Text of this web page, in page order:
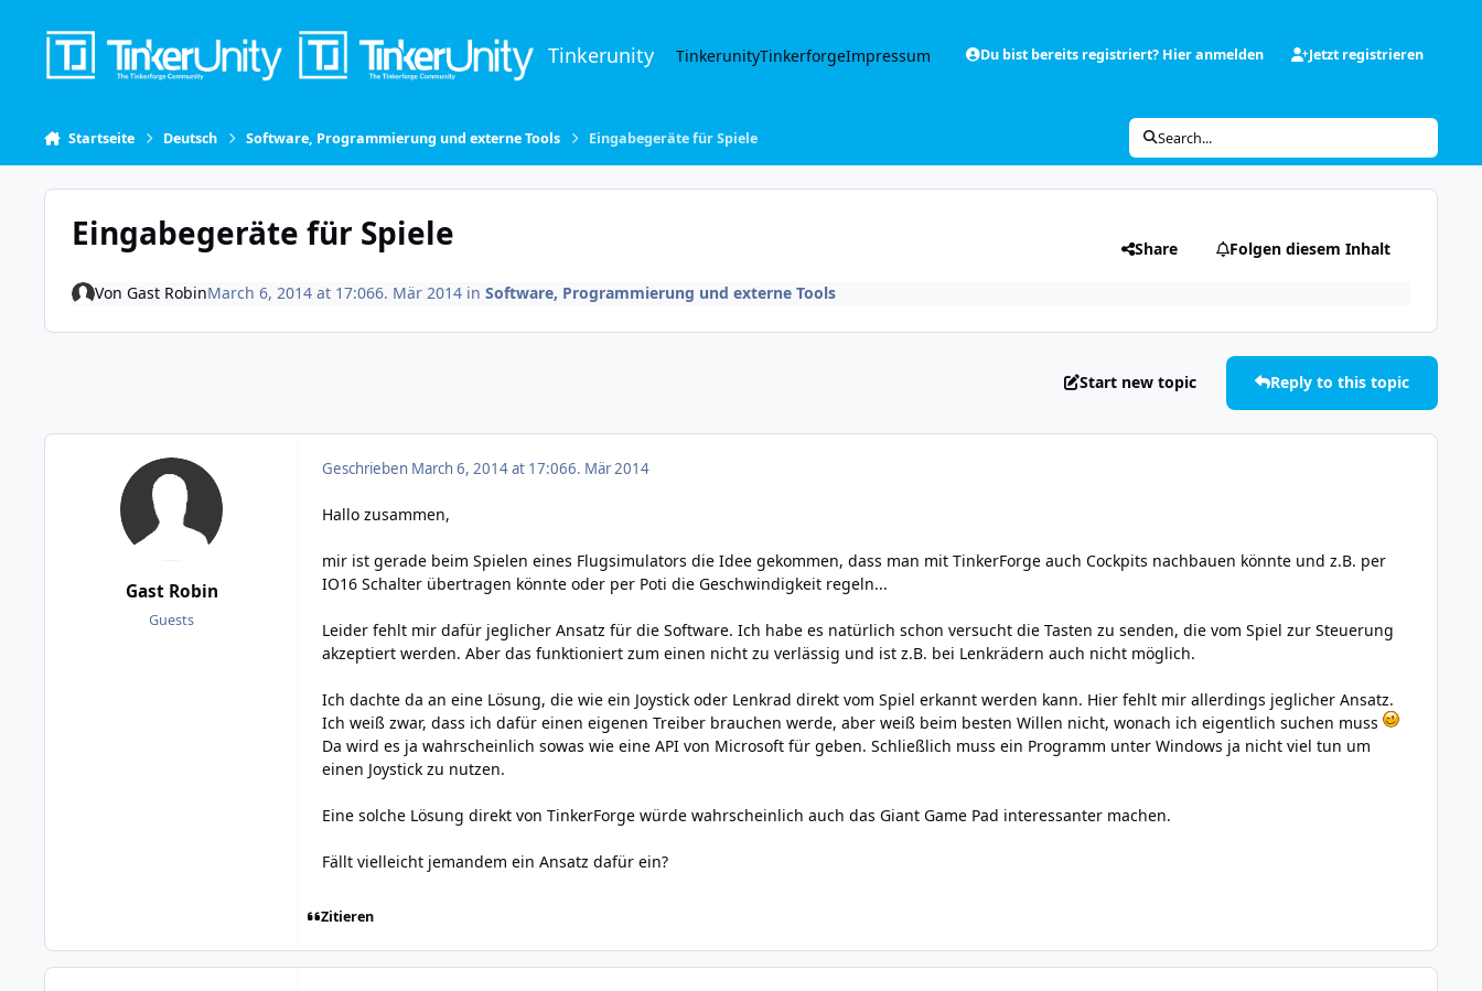
Tinkerunity TinkerunityTinkerforgeImpressum Du bist bereits registriert? Hier anmelden Jetzt registrieren
Startseite Deutsch Software, Programmierung und externe Tools Eingabegeräte für Spiele Search...
Eingabegeräte für Spiele Share Folgen diesem Inhalt
Von Gast RobinMarch 6, 2014 at 17:066. Mär 2014in Software, Programmierung und externe Tools
Start new topic Reply to this topic
Gast Robin
Guests
Geschrieben March 6, 2014 at 17:066. Mär 2014
Hallo zusammen,
mir ist gerade beim Spielen eines Flugsimulators die Idee gekommen, dass man mit TinkerForge auch Cockpits nachbauen könnte und z.B. per
IO16 Schalter übertragen könnte oder per Poti die Geschwindigkeit regeln...
Leider fehlt mir dafür jeglicher Ansatz für die Software. Ich habe es natürlich schon versucht die Tasten zu senden, die vom Spiel zur Steuerung
akzeptiert werden. Aber das funktioniert zum einen nicht zu verlässig und ist z.B. bei Lenkrädern auch nicht möglich.
Ich dachte da an eine Lösung, die wie ein Joystick oder Lenkrad direkt vom Spiel erkannt werden kann. Hier fehlt mir allerdings jeglicher Ansatz.
Ich weiß zwar, dass ich dafür einen eigenen Treiber brauchen werde, aber weiß beim besten Willen nicht, wonach ich eigentlich suchen muss
Da wird es ja wahrscheinlich sowas wie eine API von Microsoft für geben. Schließlich muss ein Programm unter Windows ja nicht viel tun um
einen Joystick zu nutzen.
Eine solche Lösung direkt von TinkerForge würde wahrscheinlich auch das Giant Game Pad interessanter machen.
Fällt vielleicht jemandem ein Ansatz dafür ein?
Zitieren